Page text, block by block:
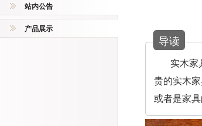
站内公告
产品展示
导读
实木家
贵的实木
或者是家